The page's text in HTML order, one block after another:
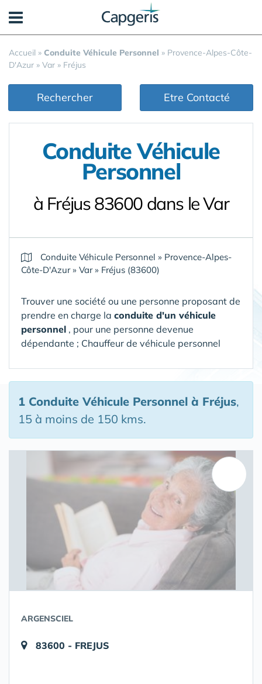
Accueil » Conduite Véhicule Personnel » Provence-Alpes-Côte-
D'Azur » Var » Fréjus
Rechercher Etre Contacté
Conduite Véhicule
Personnel
à Fréjus 83600 dans le Var
Conduite Véhicule Personnel » Provence-Alpes-
Côte-D'Azur» Var» Fréjus (83600)
Trouver une société ou une personne proposant de
prendre en charge la conduite d'un véhicule
personnel , pour une personne devenue
dépendante ; Chauffeur de véhicule personnel
1 Conduite Véhicule Personnel à Fréjus,
15 à moins de 150 kms.
ARGENSCIEL
83600 - FREJUS